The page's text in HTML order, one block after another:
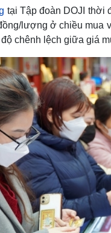
Blog
Tình yêu - Gia đình
tại Tập đoàn DOJI thời
lượng ở chiều
chênh lệch giữa giá